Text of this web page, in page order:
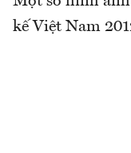
kế Việt Nam